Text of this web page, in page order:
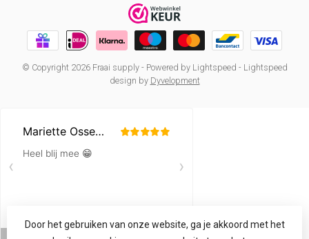
© Copyright 2026 Fraai supply- Powered by Lightspeed - Lightspeed
design by Dyvelopment
Door het gebruiken van onze website, ga je akkoord met het